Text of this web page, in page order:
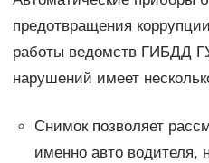
предотвращения
работы ведомств ГИБДД
нарушений имеет
Снимок позволяет
именно авто